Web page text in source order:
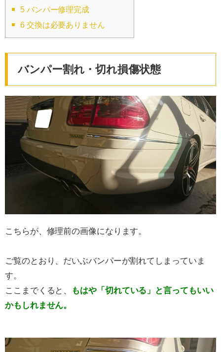
5バンパー修理完成
6交換は必要ありません
バンパー割れ・切れ損傷状態
こちらが、修理前の画像になります。
ご覧のとおり、だいぶバンパーが割れてしまっていま
す。
ここまでくると、
もはや「切れている」と言ってもいい
かもしれません。